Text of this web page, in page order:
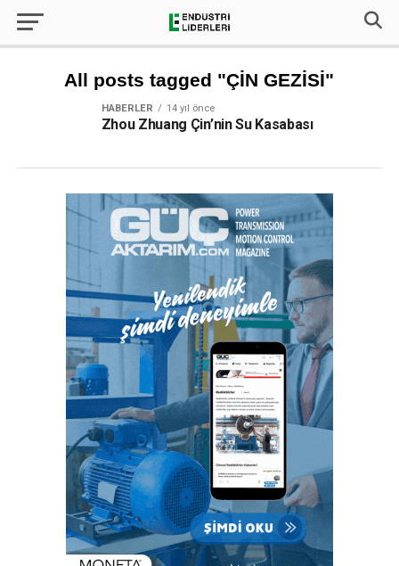
All posts tagged "ÇİN GEZİSİ"
HABERLER 14 yıl önce
Zhou Zhuang Çin’nin Su Kasabası